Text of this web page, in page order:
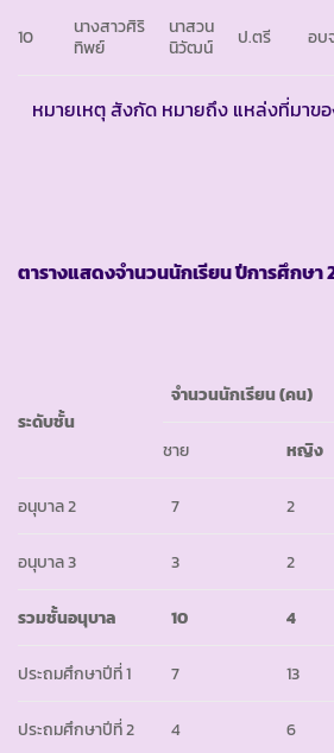
10
นางสาวศิริ
ทิพย์
นาสวน
นิวัฒน์
ป.ตรี อบ
หมายเหตุ สังกัด หมายถึง แหล่งที่มาข
ตารางแสดงจำนวนนักเรียน ปีการศึกษา
ระดับชั้น
จำนวนนักเรียน (คน)
ชาย หญิง
อนุบาล 2 7 2
อนุบาล 3 3 2
รวมชั้นอนุบาล 10 4
ประถมศึกษาปีที่ 1 7 13
ประถมศึกษาปีที่ 2 4 6